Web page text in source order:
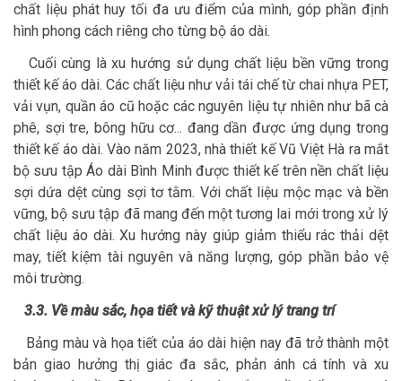
chất liệu phát huy tối đa ưu điểm của mình, góp phần định
hình phong cách riêng cho từng bộ áo dài.
Cuối cùng là xu hướng sử dụng chất liệu bền vững trong
thiết kế áo dài. Các chất liệu như vải tái chế từ chai nhựa PET,
vải vụn, quần áo cũ hoặc các nguyên liệu tự nhiên như bã cà
phê, sợi tre, bông hữu cơ... đang dần được ứng dụng trong
thiết kế áo dài. Vào năm 2023, nhà thiết kế Vũ Việt Hà ra mắt
bộ sưu tập Áo dài Bình Minh được thiết kế trên nền chất liệu
sợi dứa dệt cùng sợi tơ tằm. Với chất liệu mộc mạc và bền
vững, bộ sưu tập đã mang đến một tương lai mới trong xử lý
chất liệu áo dài. Xu hướng này giúp giảm thiểu rác thải dệt
may, tiết kiệm tài nguyên và năng lượng, góp phần bảo vệ
môi trường.
3.3. Về màu sắc, họa tiết và kỹ thuật xử lý trang trí
Bảng màu và họa tiết của áo dài hiện nay đã trở thành một
bản giao hưởng thị giác đa sắc, phản ánh cá tính và xu